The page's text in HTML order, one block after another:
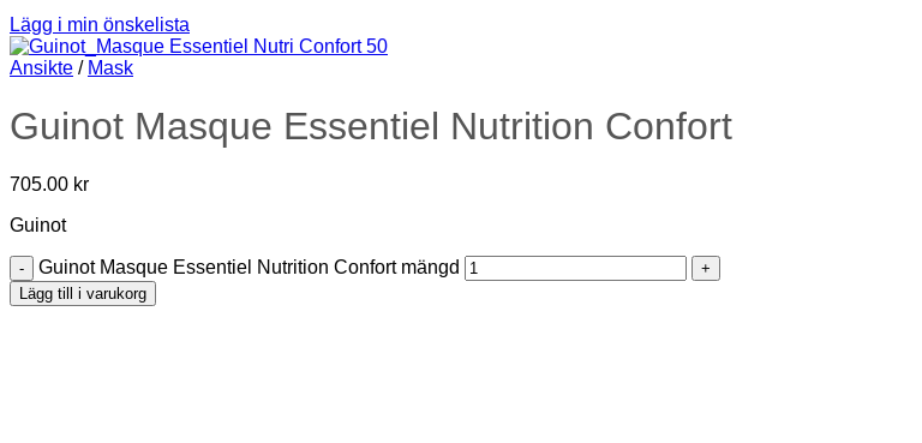
Lägg i min önskelista
Ansikte / Mask
Guinot Masque Essentiel Nutrition Confort
705.00 kr
Guinot
Guinot Masque Essentiel Nutrition Confort mängd
Lägg till i varukorg